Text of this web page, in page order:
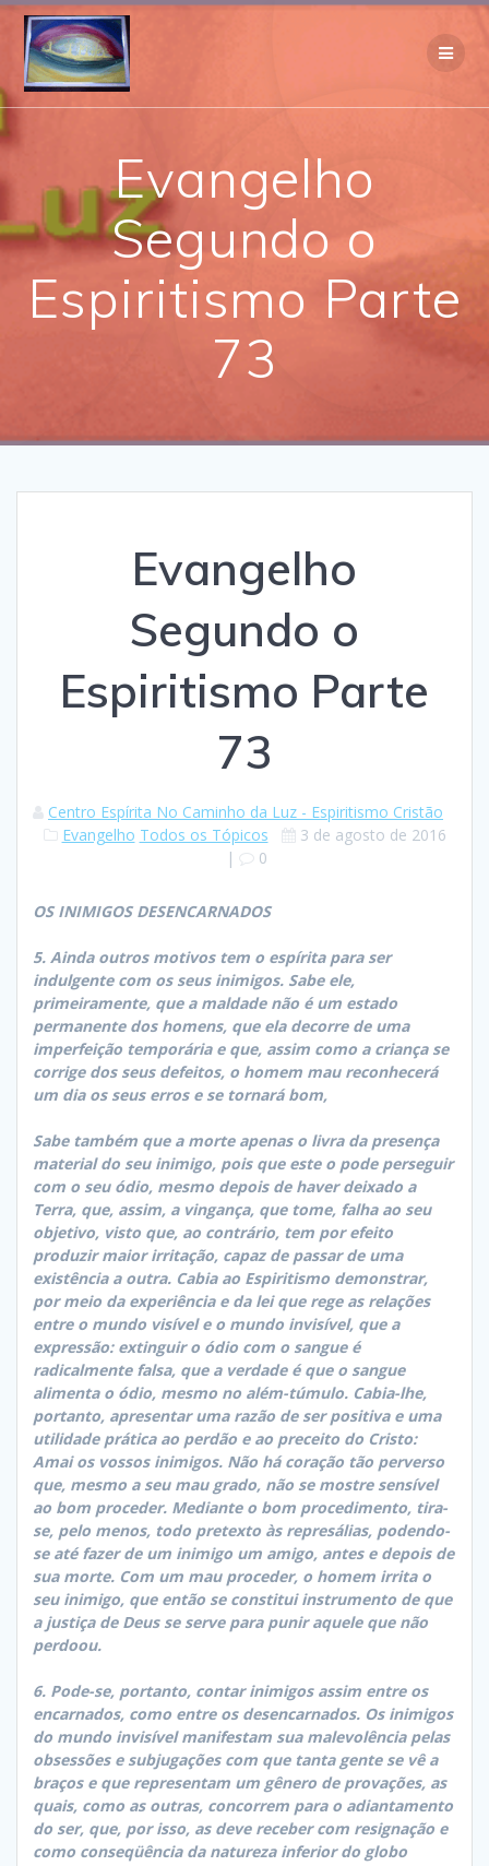
Skip
Evangelho
Segundo o
Espiritismo Parte
73
Evangelho
Segundo o
Espiritismo Parte
73
Centro Espírita No Caminho da Luz - Espiritismo Cristão
Evangelho Todos os Tópicos
3 de agosto de 2016
|
0
OS INIMIGOS DESENCARNADOS
5. Ainda outros motivos tem o espírita para ser
indulgente com os seus inimigos. Sabe ele,
primeiramente, que a maldade não é um estado
permanente dos homens, que ela decorre de uma
imperfeição temporária e que, assim como a criança se
corrige dos seus defeitos, o homem mau reconhecerá
um dia os seus erros e se tornará bom,
Sabe também que a morte apenas o livra da presença
material do seu inimigo, pois que este o pode perseguir
com o seu ódio, mesmo depois de haver deixado a
Terra, que, assim, a vingança, que tome, falha ao seu
objetivo, visto que, ao contrário, tem por efeito
produzir maior irritação, capaz de passar de uma
existência a outra. Cabia ao Espiritismo demonstrar,
por meio da experiência e da lei que rege as relações
entre o mundo visível e o mundo invisível, que a
expressão: extinguir o ódio com o sangue é
radicalmente falsa, que a verdade é que o sangue
alimenta o ódio, mesmo no além-túmulo. Cabia-lhe,
portanto, apresentar uma razão de ser positiva e uma
utilidade prática ao perdão e ao preceito do Cristo:
Amai os vossos inimigos. Não há coração tão perverso
que, mesmo a seu mau grado, não se mostre sensível
ao bom proceder. Mediante o bom procedimento, tira-
se, pelo menos, todo pretexto às represálias, podendo-
se até fazer de um inimigo um amigo, antes e depois de
sua morte. Com um mau proceder, o homem irrita o
seu inimigo, que então se constitui instrumento de que
a justiça de Deus se serve para punir aquele que não
perdoou.
6. Pode-se, portanto, contar inimigos assim entre os
encarnados, como entre os desencarnados. Os inimigos
do mundo invisível manifestam sua malevolência pelas
obsessões e subjugações com que tanta gente se vê a
braços e que representam um gênero de provações, as
quais, como as outras, concorrem para o adiantamento
do ser, que, por isso, as deve receber com resignação e
como conseqüência da natureza inferior do globo